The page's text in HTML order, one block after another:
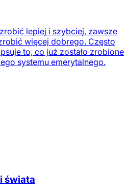
lepiej i szybciej, zawsze
więcej dobrego. Często
to, co już zostało zrobione
systemu emerytalnego.
świata